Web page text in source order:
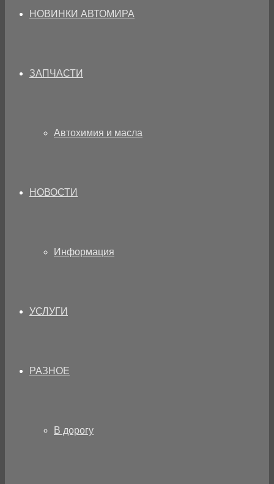
НОВИНКИ АВТОМИРА
ЗАПЧАСТИ
Автохимия и масла
НОВОСТИ
Информация
УСЛУГИ
РАЗНОЕ
В дорогу